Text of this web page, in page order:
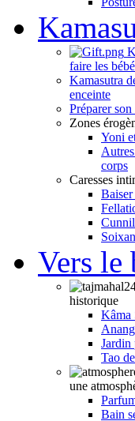
faire les
Kamasutra
enceinte
Préparer son
Zones
Yoni
corps
Caresses
Vers le
historique
Kâma
Jardin
Tao
une
Bain